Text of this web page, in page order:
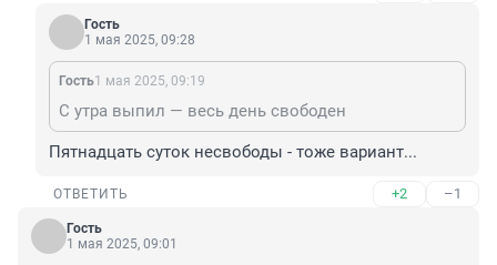
Гость
1 мая 2025, 09:28
Гость1 мая 2025, 09:19
С утра выпил — весь день свободен
Пятнадцать суток несвободы - тоже вариант...
ОТВЕТИТЬ +2 –1
Гость
1 мая 2025, 09:01